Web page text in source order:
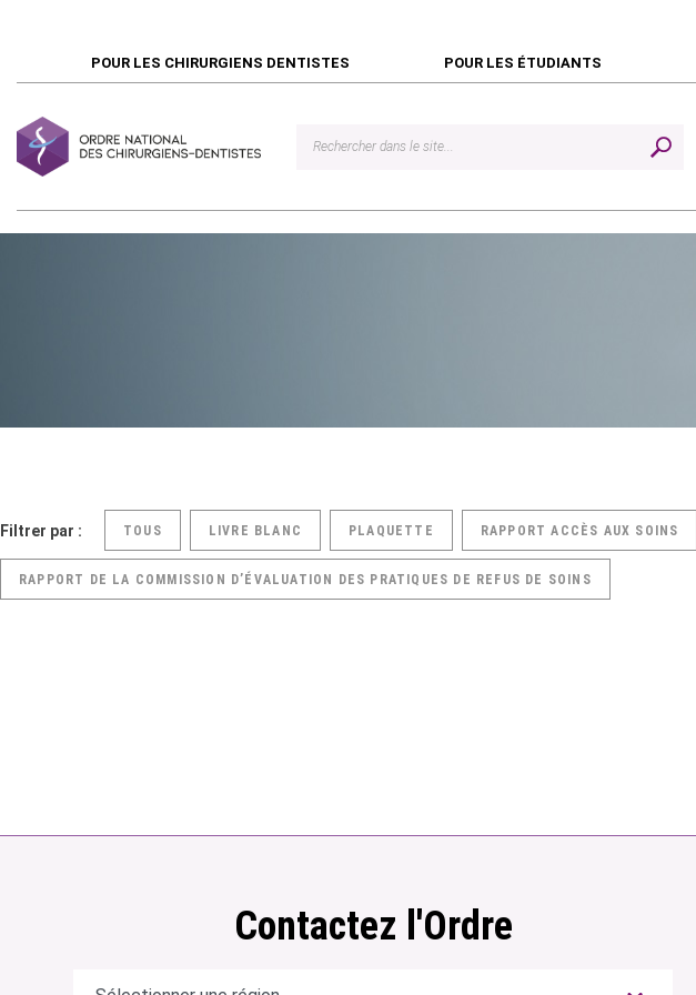
POUR LES CHIRURGIENS DENTISTES POUR LES ÉTUDIANTS
Filtrer par : TOUS LIVRE BLANC PLAQUETTE RAPPORT ACCÈS AUX SOINS
RAPPORT DE LA COMMISSION D’ÉVALUATION DES PRATIQUES DE REFUS DE SOINS
Contactez l'Ordre